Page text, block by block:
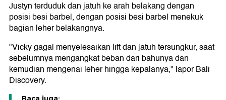
Justyn terduduk dan jatuh ke arah belakang dengan
posisi besi barbel, dengan posisi besi barbel menekuk
bagian leher belakangnya.
"Vicky gagal menyelesaikan lift dan jatuh tersungkur, saat
sebelumnya mengangkat beban dari bahunya dan
kemudian mengenai leher hingga kepalanya," lapor Bali
Discovery.